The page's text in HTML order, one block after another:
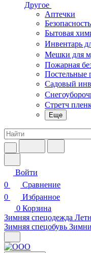
Другое
Аптечки
Бытовая
Инвентарь
Мешки для
Пожарная
Постельные
Садовый
Стретч
Еще
Войти
0
Сравнение
0
Избранное
0 Корзина
Зимняя спецодежда
Зимняя спецобувь